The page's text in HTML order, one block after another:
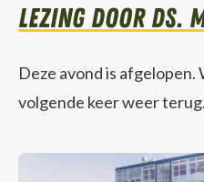
lezing door Ds.
Deze avond is afgelopen.
volgende keer weer terug.